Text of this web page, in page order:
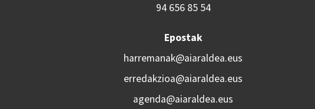
94 656 85 54
Epostak
harremanak@aiaraldea.eus
erredakzioa@aiaraldea.eus
agenda@aiaraldea.eus